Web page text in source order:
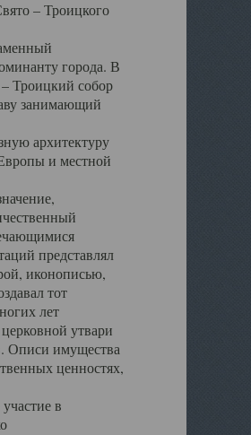
– Троицкого
города. В
Троицкий собор
занимающий
архитектуру
и местной
представлял
иконописью,
тот
лет
утвари
Описи имущества
ценностях,
в